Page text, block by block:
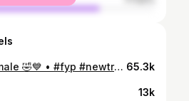
• Una famiglia normale 🤣💙 • #fyp #newtrend #familytime #funnycuople #couplegoals 65.3k
13k